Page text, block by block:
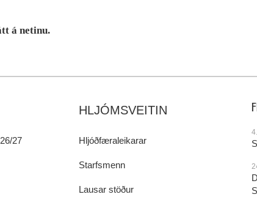
á netinu.
27
HLJÓMSVEITIN
Hljóðfæraleikarar
Starfsmenn
Lausar stöður